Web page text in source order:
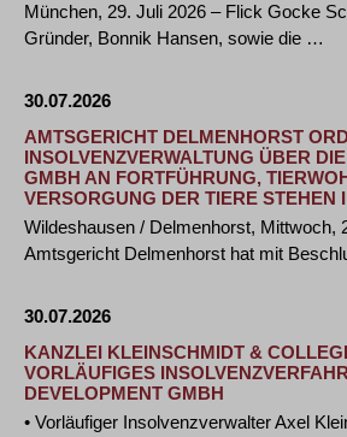
München, 29. Juli 2026 – Flick Gocke
Gründer, Bonnik Hansen, sowie die …
30.07.2026
AMTSGERICHT DELMENHORST
INSOLVENZVERWALTUNG ÜBER
GMBH AN FORTFÜHRUNG,
VERSORGUNG DER TIERE STEHEN
Wildeshausen / Delmenhorst, Mittwoch,
Amtsgericht Delmenhorst hat mit
30.07.2026
KANZLEI KLEINSCHMIDT &
VORLÄUFIGES
DEVELOPMENT GMBH
• Vorläufiger Insolvenzverwalter Axel